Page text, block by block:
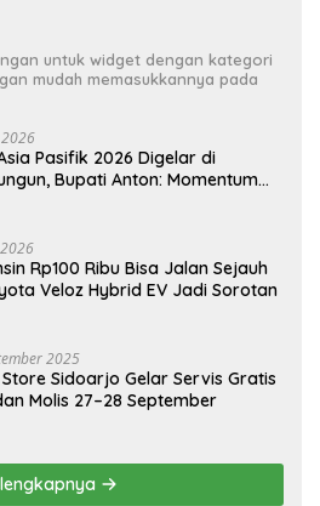
untuk widget dengan kategori
mudah memasukkannya pada
2026
Pasifik 2026 Digelar di
Bupati Anton: Momentum
Rp100 Ribu Bisa Jalan Sejauh
Veloz Hybrid EV Jadi Sorotan
2025
Sidoarjo Gelar Servis Gratis
Molis 27–28 September